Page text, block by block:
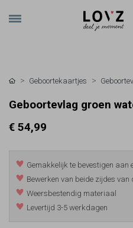
Geboortekaartjes
Geboortevlag groen
€ 54,99
Gemakkelijk te bevestigen aan
Bewerken van beide zijdes van
Weersbestendig materiaal
Levertijd 3-5 werkdagen